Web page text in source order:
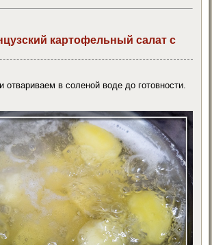
картофельный салат с
отвариваем в соленой воде до готовности.